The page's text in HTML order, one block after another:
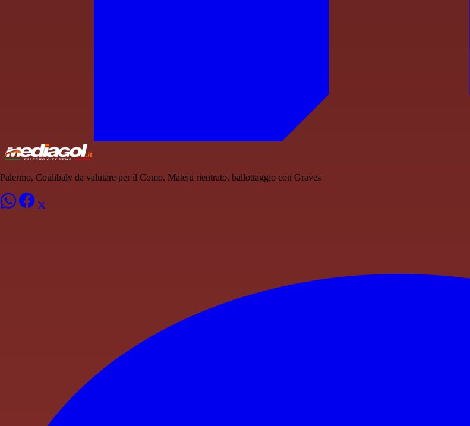
Palermo, Coulibaly da valutare per il Como. Mateju rientrato, ballottaggio con Graves